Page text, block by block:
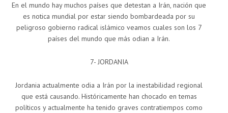
En el mundo hay muchos países que detestan a Irán, nación que
es notica mundial por estar siendo bombardeada por su
peligroso gobierno radical islámico veamos cuales son los 7
países del mundo que más odian a Irán.
7- JORDANIA
Jordania actualmente odia a Irán por la inestabilidad regional
que está causando. Históricamente han chocado en temas
políticos y actualmente ha tenido graves contratiempos como